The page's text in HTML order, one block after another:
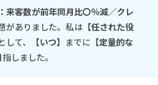
来客数が前年同月比〇％減／クレ
がありました。私は 【任された役
して、 【いつ】 までに 【定量的な
しました。